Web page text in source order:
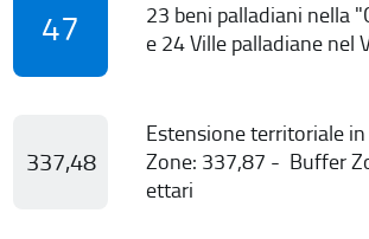
47
23 beni palladiani nella
e 24 Ville palladiane nel
337,48
Estensione territoriale
Zone: 337,87 - Buffer
ettari